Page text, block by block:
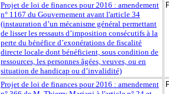
Projet de loi de finances pour 2016 : amendement
n° 1167 du Gouvernement avant l'article 34
(instauration d’un mécanisme général permettant
de lisser les ressauts d’imposition consécutifs à la
perte du bénéfice d’exonérations de fiscalité
directe locale dont bénéficient, sous condition de
ressources, les personnes âgées, veuves, ou en
situation de handicap ou d’invalidité)
Projet de loi de finances pour 2016 : amendement